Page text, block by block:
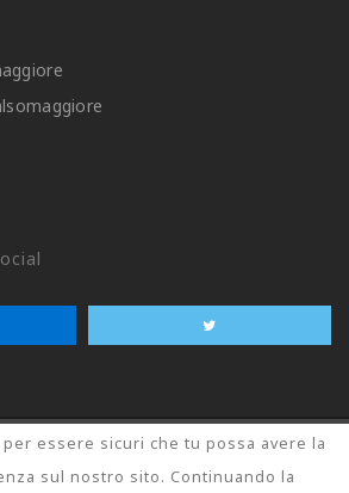
essere sicuri che tu possa avere la
sul nostro sito. Continuando la
SALSOMAGGIORE TERME - P.I.